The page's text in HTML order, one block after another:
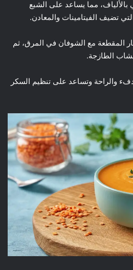
بالألياف، مما يساعد على الشبع
تضيف الفيتامينات والمعادن.
المقطعة مع الشوفان في المرق، ثم
الطازجة.
والراحة وتساعد على تنظيم السكر